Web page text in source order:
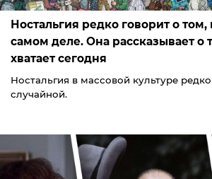
Ностальгия редко говорит о том,
самом деле. Она рассказывает о
хватает сегодня
Ностальгия в массовой культуре
случайной.